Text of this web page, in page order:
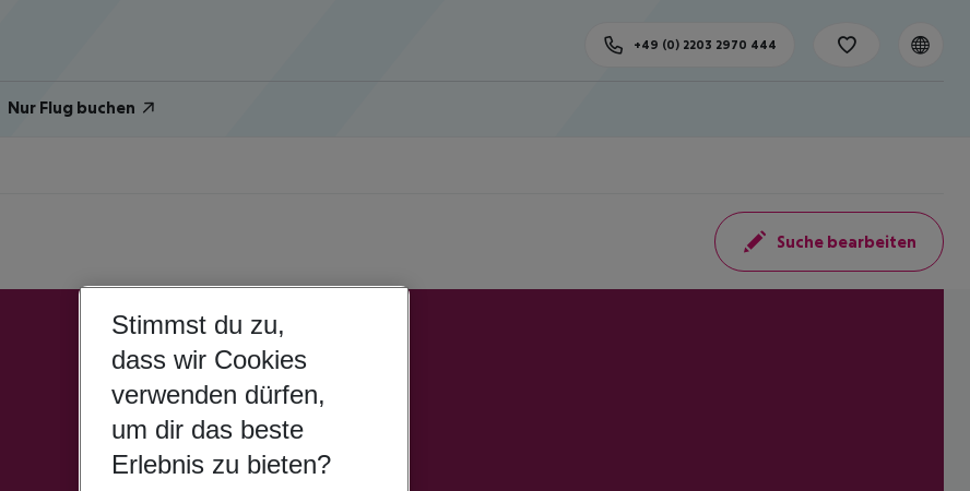
Nur Flug buchen
+49 (0) 2203 2970 444
Suche bearbeiten
Stimmst du zu,
dass wir Cookies
verwenden dürfen,
um dir das beste
Erlebnis zu bieten?